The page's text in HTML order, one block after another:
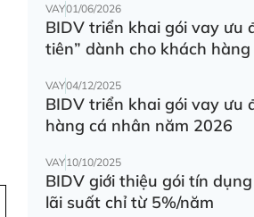
VAY01/06/2026
BIDV triển khai gói vay ưu
tiên” dành cho khách
VAY04/12/2025
BIDV triển khai gói vay ưu
hàng cá nhân năm 2026
VAY10/10/2025
BIDV giới thiệu gói tín
lãi suất chỉ từ 5%/năm